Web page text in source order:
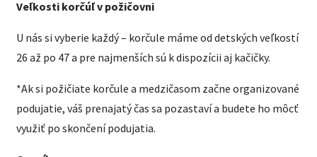
Veľkosti korčúľ v požičovni
U nás si vyberie každý – korčule máme od detských veľkostí
26 až po 47 a pre najmenších sú k dispozícii aj kačičky.
*Ak si požičiate korčule a medzičasom začne organizované
podujatie, váš prenajatý čas sa pozastaví a budete ho môcť
využiť po skončení podujatia.